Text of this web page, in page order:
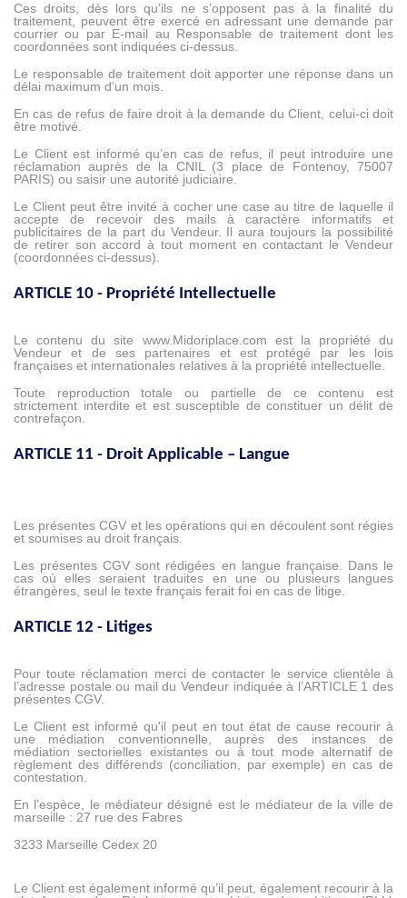
Ces droits, dès lors qu’ils ne s’opposent pas à la finalité du
traitement, peuvent être exercé en adressant une demande par
courrier ou par E-mail au Responsable de traitement dont les
coordonnées sont indiquées ci-dessus.
Le responsable de traitement doit apporter une réponse dans un
délai maximum d’un mois.
En cas de refus de faire droit à la demande du Client, celui-ci doit
être motivé.
Le Client est informé qu’en cas de refus, il peut introduire une
réclamation auprès de la CNIL (3 place de Fontenoy, 75007
PARIS) ou saisir une autorité judiciaire.
Le Client peut être invité à cocher une case au titre de laquelle il
accepte de recevoir des mails à caractère informatifs et
publicitaires de la part du Vendeur. Il aura toujours la possibilité
de retirer son accord à tout moment en contactant le Vendeur
(coordonnées ci-dessus).
ARTICLE 10 - Propriété Intellectuelle
Le contenu du site www.Midoriplace.com est la propriété du
Vendeur et de ses partenaires et est protégé par les lois
françaises et internationales relatives à la propriété intellectuelle.
Toute reproduction totale ou partielle de ce contenu est
strictement interdite et est susceptible de constituer un délit de
contrefaçon.
ARTICLE 11 - Droit Applicable – Langue
Les présentes CGV et les opérations qui en découlent sont régies
et soumises au droit français.
Les présentes CGV sont rédigées en langue française. Dans le
cas où elles seraient traduites en une ou plusieurs langues
étrangères, seul le texte français ferait foi en cas de litige.
ARTICLE 12 - Litiges
Pour toute réclamation merci de contacter le service clientèle à
l’adresse postale ou mail du Vendeur indiquée à l’ARTICLE 1 des
présentes CGV.
Le Client est informé qu'il peut en tout état de cause recourir à
une médiation conventionnelle, auprès des instances de
médiation sectorielles existantes ou à tout mode alternatif de
règlement des différends (conciliation, par exemple) en cas de
contestation.
En l’espèce, le médiateur désigné est le médiateur de la ville de
marseille : 27 rue des Fabres
3233 Marseille Cedex 20
Le Client est également informé qu’il peut, également recourir à la